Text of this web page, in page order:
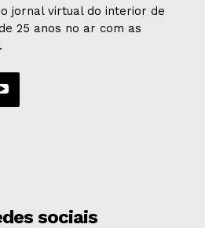
jornal virtual do interior de
25 anos no ar com as
sociais